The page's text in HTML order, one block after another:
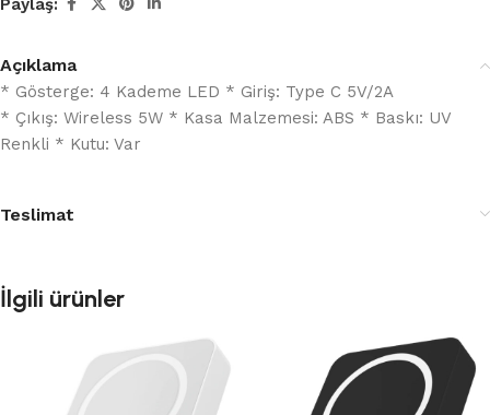
Açıklama
* Gösterge: 4 Kademe LED * Giriş: Type C 5V/2A
* Çıkış: Wireless 5W * Kasa Malzemesi: ABS * Baskı: UV
Renkli * Kutu: Var
Teslimat
İlgili ürünler